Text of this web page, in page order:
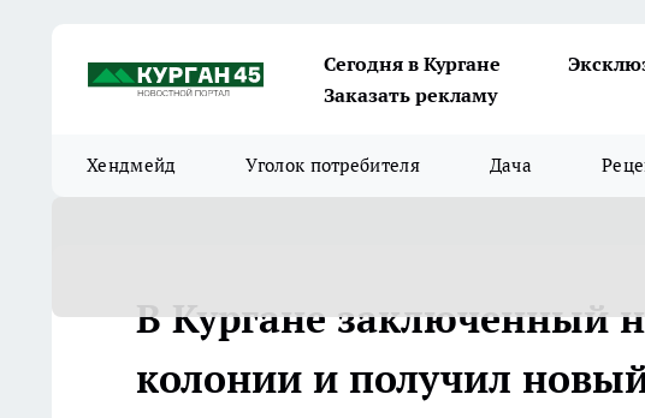
Сегодня в Кургане
Заказать рекламу
Хендмейд Уголок потребителя Дача
В Кургане заключенный
колонии и получил